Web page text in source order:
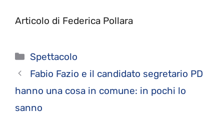
Articolo di Federica Pollara
Categorie
Spettacolo
Fabio Fazio e il candidato segretario PD
hanno una cosa in comune: in pochi lo
sanno